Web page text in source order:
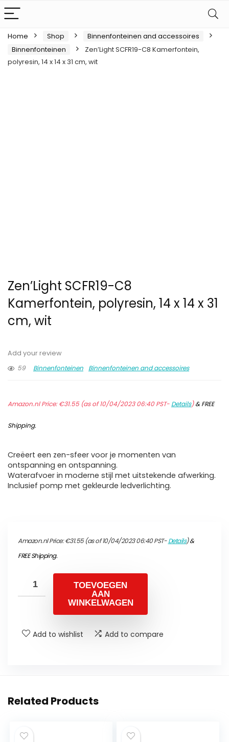
Home Shop
Binnenfonteinen and accessoires
Binnenfonteinen
Zen’Light SCFR19-C8 Kamerfontein,
polyresin, 14 x 14 x 31 cm, wit
Zen’Light SCFR19-C8
Kamerfontein, polyresin, 14 x 14 x 31
cm, wit
Add your review
59
Binnenfonteinen Binnenfonteinen and accessoires
Amazon.nl Price:€31.55(as of 10/04/2023 06:40 PST- Details)&FREE
Shipping.
Creëert een zen-sfeer voor je momenten van
ontspanning en ontspanning.
Waterafvoer in moderne stijl met uitstekende afwerking.
Inclusief pomp met gekleurde ledverlichting.
Amazon.nl Price:€31.55(as of 10/04/2023 06:40 PST-Details)&
FREE Shipping.
TOEVOEGEN
AAN
WINKELWAGEN
Add to wishlist Add to compare
Related Products